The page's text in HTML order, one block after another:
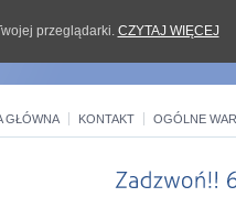
GŁÓWNA KONTAKT OGÓLNE
przeglądarki. CZYTAJ WIĘCEJ